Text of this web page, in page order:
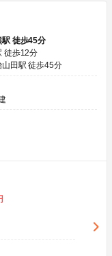
徒歩45分
徒歩12分
田駅 徒歩45分